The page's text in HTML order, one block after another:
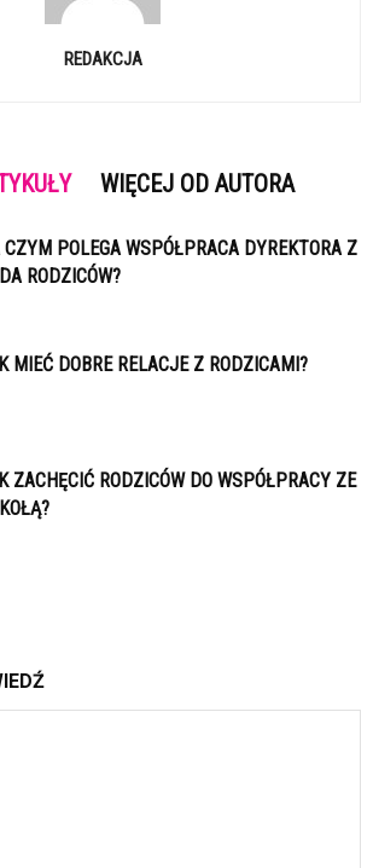
REDAKCJA
WIĘCEJ OD AUTORA
CZYM POLEGA WSPÓŁPRACA DYREKTORA Z
RODZICÓW?
MIEĆ DOBRE RELACJE Z RODZICAMI?
ZACHĘCIĆ RODZICÓW DO WSPÓŁPRACY ZE